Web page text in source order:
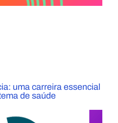
uma carreira essencial
de saúde